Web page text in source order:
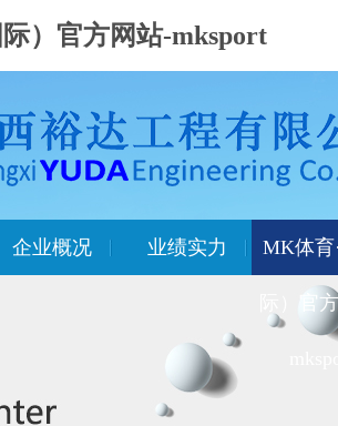
）官方网站-mksport
企业概况 业绩实力 MK体育
际）官